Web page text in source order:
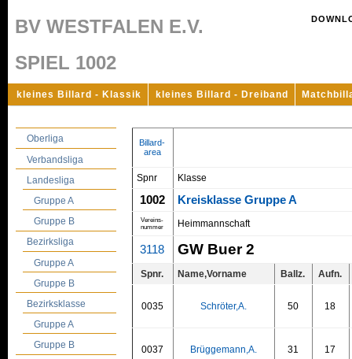
BV WESTFALEN E.V.
SPIEL 1002
kleines Billard - Klassik kleines Billard - Dreiband
Oberliga
Verbandsliga
Landesliga
Gruppe A
Gruppe B
Bezirksliga
Gruppe A
Gruppe B
Bezirksklasse
Gruppe A
Gruppe B
Billard-
area
Spnr Klasse
1002 Kreisklasse Gruppe A
Vereins-
nummer
Heimmannschaft
3118 GW Buer 2
Spnr. Name,Vorname Ballz. Aufn.
0035 Schröter,A. 50 18
0037 Brüggemann,A. 31 17